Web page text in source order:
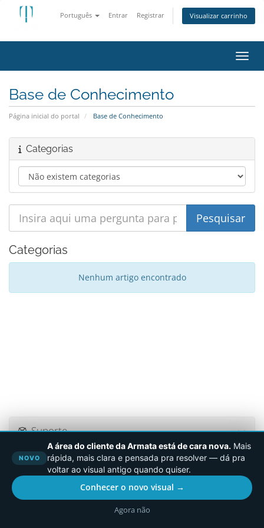
Português Entrar Registrar Visualizar carrinho
Base de Conhecimento
Página inicial do portal Base de Conhecimento
Categorias
Categorias
Nenhum artigo encontrado
Suporte
Direitos autorais © 2026 Armata.Cloud. Todos os direitos
reservados.
NOVO
A área do cliente da Armata está de cara nova. Mais
rápida, mais clara e pensada pra resolver — dá pra
voltar ao visual antigo quando quiser.
Conhecer o novo visual →
Agora não